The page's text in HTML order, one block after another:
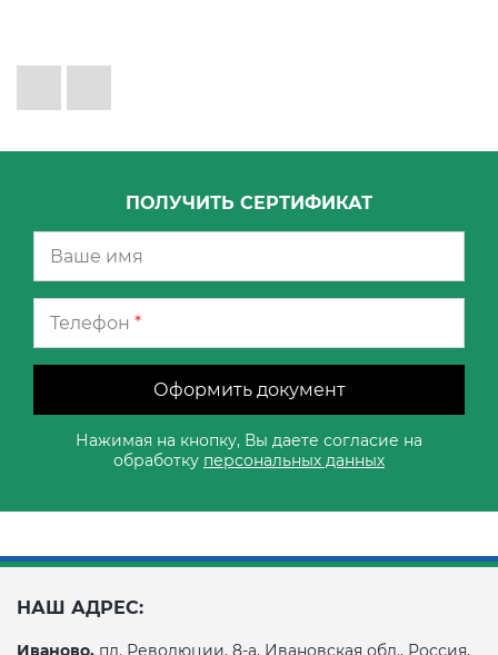
ПОЛУЧИТЬ СЕРТИФИКАТ
Телефон *
Оформить документ
Нажимая на кнопку, Вы даете согласие на
обработку персональных данных
НАШ АДРЕС:
Иваново, пл. Революции, 8-а, Ивановская обл., Россия,